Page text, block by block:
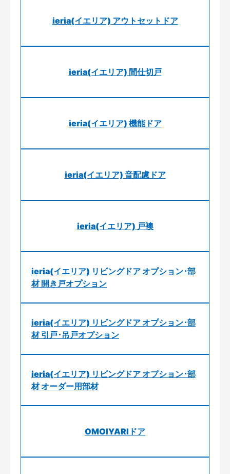
ieria(イエリア) アウトセットドア
ieria(イエリア) 間仕切戸
ieria(イエリア) 機能ドア
ieria(イエリア) 音配慮ドア
ieria(イエリア) 戸襖
ieria(イエリア) リビングドア オプション･部
材 開き戸オプション
ieria(イエリア) リビングドア オプション･部
材 引戸･吊戸オプション
ieria(イエリア) リビングドア オプション･部
材 オーダー用部材
OMOIYARIドア